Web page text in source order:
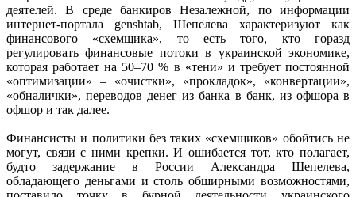
деятелей. В среде банкиров Незалежной, по информации
интернет-портала genshtab, Шепелева характеризуют как
финансового «схемщика», то есть того, кто горазд
регулировать финансовые потоки в украинской экономике,
которая работает на 50–70 % в «тени» и требует постоянной
«оптимизации» – «очистки», «прокладок», «конвертации»,
«обналички», переводов денег из банка в банк, из офшора в
офшор и так далее.
Финансисты и политики без таких «схемщиков» обойтись не
могут, связи с ними крепки. И ошибается тот, кто полагает,
будто задержание в России Александра Шепелева,
обладающего деньгами и столь обширными возможностями,